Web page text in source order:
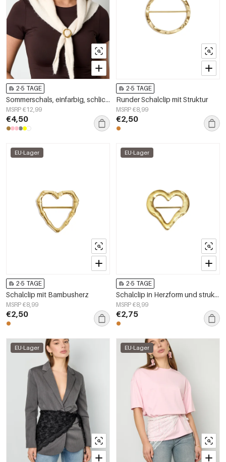
2-5 TAGE
Sommerschals, einfarbig, schlicht, aus Polyester, Alltagsaccessoires
MSRP €12,99
€4,50
2-5 TAGE
Runder Schalclip mit Struktur
MSRP €8,99
€2,50
EU-Lager
2-5 TAGE
Schalclip mit Bambusherz
MSRP €8,99
€2,50
EU-Lager
2-5 TAGE
Schalclip in Herzform und strukturiert
MSRP €8,99
€2,75
EU-Lager EU-Lager